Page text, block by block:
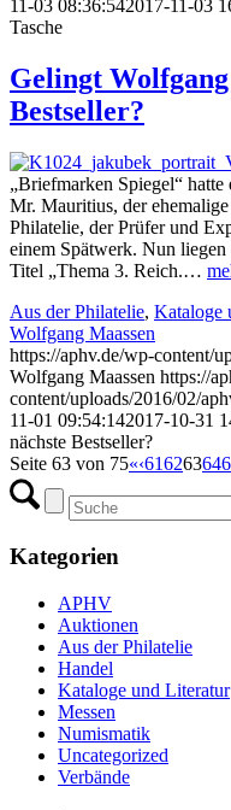
11-03 08:36:542017-11-03
Tasche
Gelingt
Bestseller?
„Briefmarken Spiegel“
Mr. Mauritius, der
Philatelie, der Prüfer und
einem Spätwerk. Nun
Titel „Thema 3. Reich.…
Aus der Philatelie, Kataloge
Wolfgang Maassen
https://aphv.de/wp-content/
Wolfgang Maassen https://
content/uploads/2016/02/
11-01 09:54:142017-10-31
nächste Bestseller?
Seite 63 von 75«‹61626364
Kategorien
APHV
Auktionen
Aus der Philatelie
Handel
Kataloge und Literatur
Messen
Numismatik
Uncategorized
Verbände